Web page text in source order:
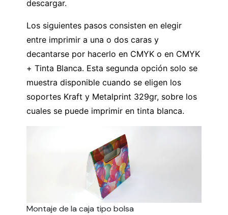
descargar.
Los siguientes pasos consisten en elegir
entre imprimir a una o dos caras y
decantarse por hacerlo en CMYK o en CMYK
+ Tinta Blanca. Esta segunda opción solo se
muestra disponible cuando se eligen los
soportes Kraft y Metalprint 329gr, sobre los
cuales se puede imprimir en tinta blanca.
Montaje de la caja tipo bolsa